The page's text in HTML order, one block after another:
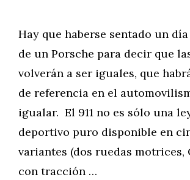
Hay que haberse sentado un
de un Porsche para decir que
volverán a ser iguales, que
de referencia en el
igualar. El 911 no es sólo una
deportivo puro disponible en
variantes (dos ruedas motrices,
con tracción …